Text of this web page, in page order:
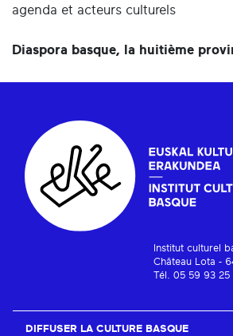
agenda et acteurs culturels
Diaspora basque, la huitième
Institut culturel
Château Lota -
Tél. 05 59 93 25
DIFFUSER LA CULTURE BASQUE